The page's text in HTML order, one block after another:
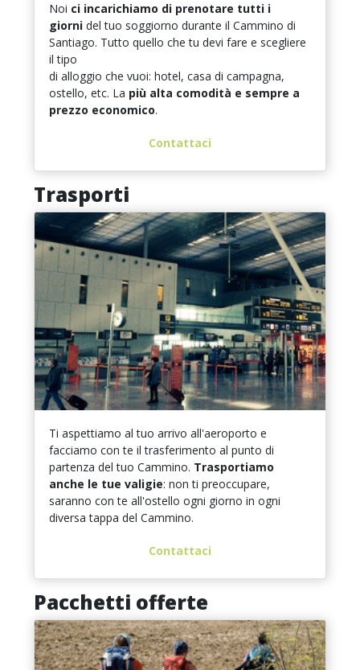
Noi ci incarichiamo di prenotare tutti i
giornidel tuo soggiorno durante il Cammino di
Santiago. Tutto quello che tu devi fare e scegliere
il tipo
di alloggio che vuoi: hotel, casa di campagna,
ostello, etc. La più alta comodità e sempre a
prezzo economico.
Contattaci
Trasporti
Ti aspettiamo al tuo arrivo all'aeroporto e
facciamo con te il trasferimento al punto di
partenza del tuo Cammino. Trasportiamo
anche le tue valigie: non ti preoccupare,
saranno con te all'ostello ogni giorno in ogni
diversa tappa del Cammino.
Contattaci
Pacchetti offerte